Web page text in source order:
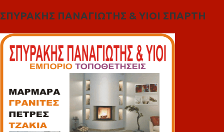
ΣΠΥΡΑΚΗΣ ΠΑΝΑΓΙΩΤΗΣ & YIOI ΣΠΑΡΤΗ